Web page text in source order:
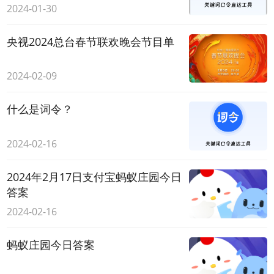
2024-01-30
央视2024总台春节联欢晚会节目单
2024-02-09
什么是词令？
2024-02-16
2024年2月17日支付宝蚂蚁庄园今日
答案
2024-02-16
蚂蚁庄园今日答案